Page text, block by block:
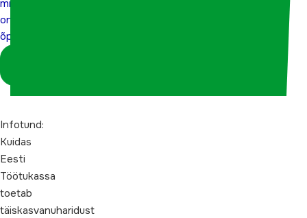
millised
on
õppimisvõimalused?
Infotund:
Kuidas
Eesti
Töötukassa
toetab
täiskasvanuharidust